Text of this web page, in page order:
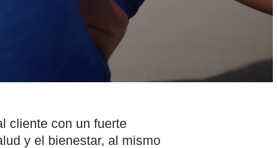
cliente con un fuerte
y el bienestar, al mismo